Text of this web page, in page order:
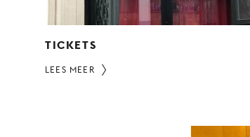
TICKETS
LEES MEER